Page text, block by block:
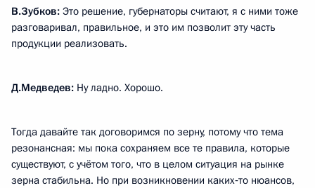
В.Зубков: Это решение, губернаторы считают, я с ними тоже
разговаривал, правильное, и это им позволит эту часть
продукции реализовать.
Д.Медведев: Ну ладно. Хорошо.
Тогда давайте так договоримся по зерну, потому что тема
резонансная: мы пока сохраняем все те правила, которые
существуют, с учётом того, что в целом ситуация на рынке
зерна стабильна. Но при возникновении каких‑то нюансов,